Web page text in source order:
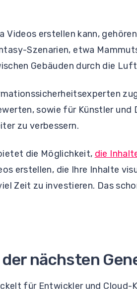
Videos erstellen kann,
Szenarien, etwa
Gebäuden durch die
sowie für Künstler und
zu verbessern.
die Möglichkeit, die
erstellen, die Ihre Inhalte
Zeit zu investieren. Das
der nächsten
für Entwickler und Cloud-